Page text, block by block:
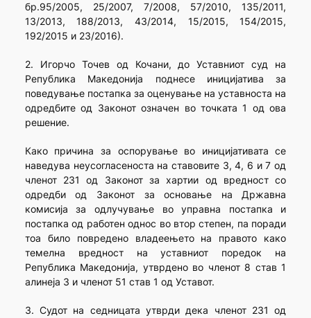
бр.95/2005, 25/2007, 7/2008, 57/2010, 135/2011,
13/2013, 188/2013, 43/2014, 15/2015, 154/2015,
192/2015 и 23/2016).
2. Игорчо Точев од Кочани, до Уставниот суд на
Република Македонија поднесе иницијатива за
поведување постапка за оценување на уставноста на
одредбите од Законот означен во точката 1 од ова
решение.
Како причина за оспорување во иницијативата се
наведува неусогласеноста на ставовите 3, 4, 6 и 7 од
членот 231 од Законот за хартии од вредност со
одредби од Законот за основање на Државна
комисија за одлучување во управна постапка и
постапка од работен однос во втор степен, па поради
тоа било повредено владеењето на правото како
темелна вредност на уставниот поредок на
Република Македонија, утврдено во членот 8 став 1
алинеја 3 и членот 51 став 1 од Уставот.
3. Судот на седницата утврди дека членот 231 од